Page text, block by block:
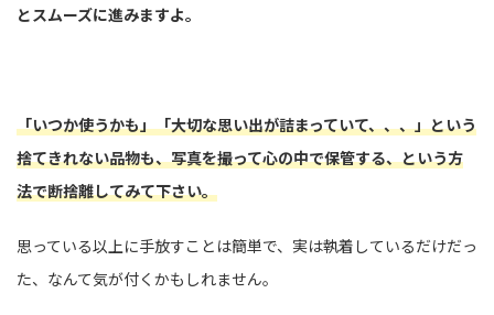
とスムーズに進みますよ。
「いつか使うかも」「大切な思い出が詰まっていて、、、」という
捨てきれない品物も、写真を撮って心の中で保管する、という方
法で断捨離してみて下さい。
思っている以上に手放すことは簡単で、実は執着しているだけだっ
た、なんて気が付くかもしれません。